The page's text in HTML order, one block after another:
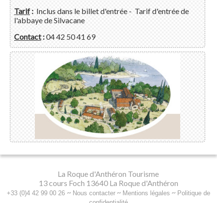
Tarif : Inclus dans le billet d'entrée - Tarif d'entrée de
l'abbaye de Silvacane
Contact:04 42 50 41 69
La Roque d'Anthéron Tourisme
13 cours Foch 13640 La Roque d'Anthéron
+33 (0)4 42 99 00 26 ~ Nous contacter~ Mentions légales ~ Politique de